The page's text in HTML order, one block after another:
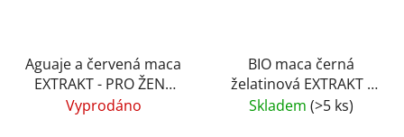
Aguaje a červená maca
EXTRAKT - PRO ŽENY
120ks x 500mg -
Vyprodáno
BIO maca černá
želatinová EXTRAKT -
PRO MUŽE - vegan
Skladem (>5 ks)